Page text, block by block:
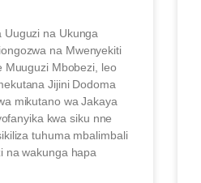
Uuguzi na Ukunga
na Mwenyekiti
Muuguzi Mbobezi, leo
Jijini Dodoma
mikutano wa Jakaya
kwa siku nne
tuhuma mbalimbali
na wakunga hapa